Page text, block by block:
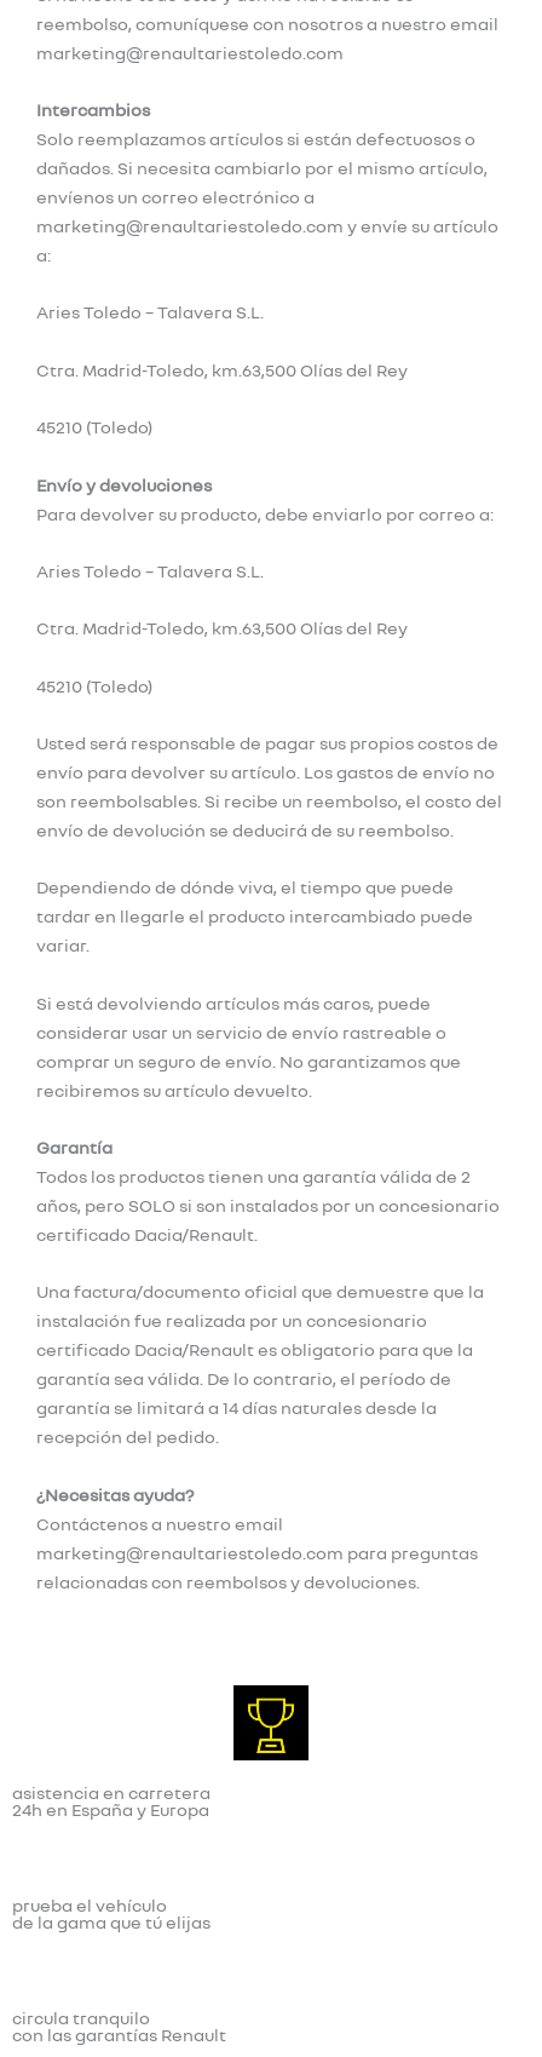
reembolso, comuníquese con nosotros a nuestro email
marketing@renaultariestoledo.com
Intercambios
Solo reemplazamos artículos si están defectuosos o
dañados. Si necesita cambiarlo por el mismo artículo,
envíenos un correo electrónico a
marketing@renaultariestoledo.com y envíe su artículo
a:
Aries Toledo – Talavera S.L.
Ctra. Madrid-Toledo, km.63,500 Olías del Rey
45210 (Toledo)
Envío y devoluciones
Para devolver su producto, debe enviarlo por correo a:
Aries Toledo – Talavera S.L.
Ctra. Madrid-Toledo, km.63,500 Olías del Rey
45210 (Toledo)
Usted será responsable de pagar sus propios costos de
envío para devolver su artículo. Los gastos de envío no
son reembolsables. Si recibe un reembolso, el costo del
envío de devolución se deducirá de su reembolso.
Dependiendo de dónde viva, el tiempo que puede
tardar en llegarle el producto intercambiado puede
variar.
Si está devolviendo artículos más caros, puede
considerar usar un servicio de envío rastreable o
comprar un seguro de envío. No garantizamos que
recibiremos su artículo devuelto.
Garantía
Todos los productos tienen una garantía válida de 2
años, pero SOLO si son instalados por un concesionario
certificado Dacia/Renault.
Una factura/documento oficial que demuestre que la
instalación fue realizada por un concesionario
certificado Dacia/Renault es obligatorio para que la
garantía sea válida. De lo contrario, el período de
garantía se limitará a 14 días naturales desde la
recepción del pedido.
¿Necesitas ayuda?
Contáctenos a nuestro email
marketing@renaultariestoledo.com para preguntas
relacionadas con reembolsos y devoluciones.
asistencia en carretera
24h en España y Europa
prueba el vehículo
de la gama que tú elijas
circula tranquilo
con las garantías Renault